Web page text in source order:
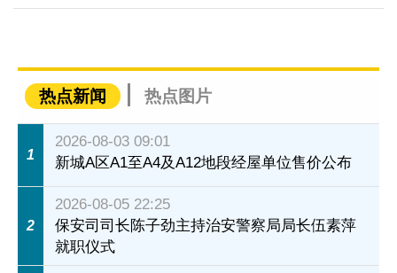
热点新闻 热点图片
1
2026-08-03 09:01
新城A区A1至A4及A12地段经屋单位售价公布
2
2026-08-05 22:25
保安司司长陈子劲主持治安警察局局长伍素萍
就职仪式